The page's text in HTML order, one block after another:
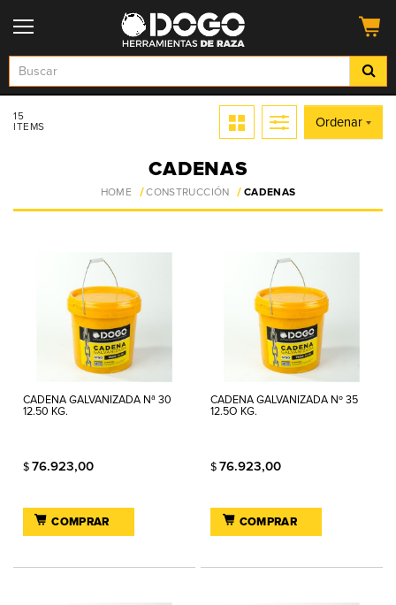
CADENAS
HOME CONSTRUCCIÓN CADENAS
15
ITEMS
Ordenar
CADENA GALVANIZADA Nª 30
12.50 KG.
$ 76.923,00
COMPRAR
CADENA GALVANIZADA Nº 35
12.5O KG.
$76.923,00
COMPRAR